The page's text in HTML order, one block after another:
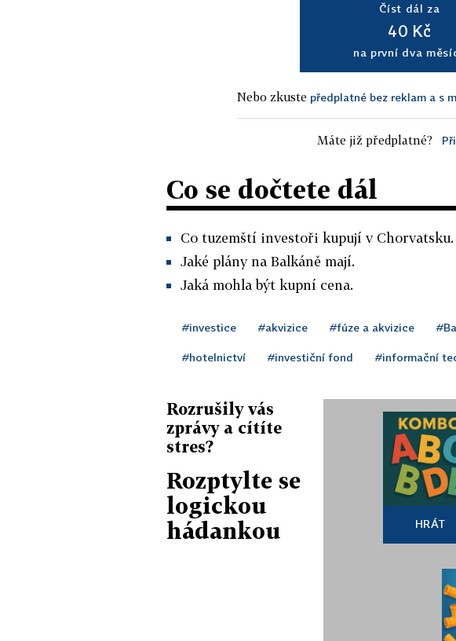
Číst dál za
40 Kč
na první dva
Nebo zkuste předplatné bez reklam a s
Máte již předplatné?
Co se dočtete dál
Co tuzemští investoři kupují v Chorvatsku.
Jaké plány na Balkáně mají.
Jaká mohla být kupní cena.
#investice #akvizice #fúze a akvizice
#hotelnictví #investiční fond #informační
Rozrušily vás
zprávy a cítíte
stres?
Rozptylte se
logickou
hádankou
HRÁT